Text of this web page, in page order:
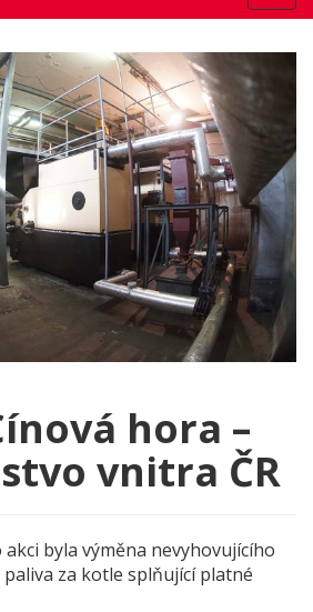
hora –
vnitra ČR
byla výměna nevyhovujícího
za kotle splňující platné